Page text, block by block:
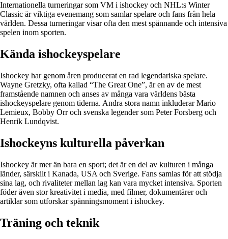
Internationella turneringar som VM i ishockey och NHL:s Winter
Classic är viktiga evenemang som samlar spelare och fans från hela
världen. Dessa turneringar visar ofta den mest spännande och intensiva
spelen inom sporten.
Kända ishockeyspelare
Ishockey har genom åren producerat en rad legendariska spelare.
Wayne Gretzky, ofta kallad “The Great One”, är en av de mest
framstående namnen och anses av många vara världens bästa
ishockeyspelare genom tiderna. Andra stora namn inkluderar Mario
Lemieux, Bobby Orr och svenska legender som Peter Forsberg och
Henrik Lundqvist.
Ishockeyns kulturella påverkan
Ishockey är mer än bara en sport; det är en del av kulturen i många
länder, särskilt i Kanada, USA och Sverige. Fans samlas för att stödja
sina lag, och rivaliteter mellan lag kan vara mycket intensiva. Sporten
föder även stor kreativitet i media, med filmer, dokumentärer och
artiklar som utforskar spänningsmoment i ishockey.
Träning och teknik